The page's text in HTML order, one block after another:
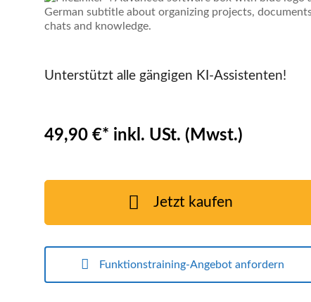
Unterstützt alle gängigen KI-Assistenten!
49,90 €* inkl. USt. (Mwst.)
Jetzt kaufen
Funktionstraining-Angebot anfordern